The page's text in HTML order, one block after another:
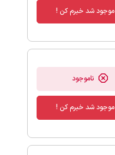
موجود شد خبرم کن !
ناموجود
موجود شد خبرم کن !